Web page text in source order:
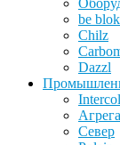
be
Chilz
Dazzl
Север